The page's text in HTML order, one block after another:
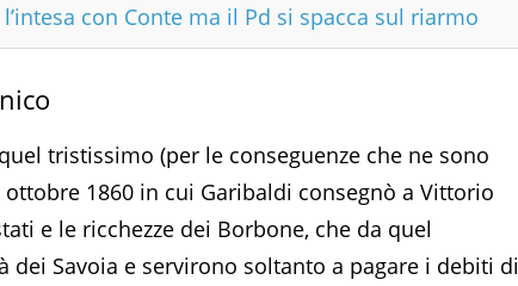
con Conte ma il Pd si spacca sul riarmo
tristissimo (per le conseguenze che ne sono
ottobre 1860 in cui Garibaldi consegnò a Vittorio
e le ricchezze dei Borbone, che da quel
Savoia e servirono soltanto a pagare i debiti di